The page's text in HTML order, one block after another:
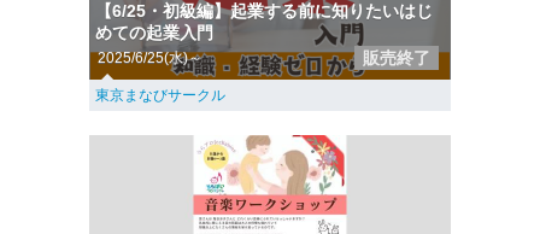
【6/25・初級編】起業する前に知りたいはじ
めての起業入門
2025/6/25(水)～ 販売終了
東京まなびサークル